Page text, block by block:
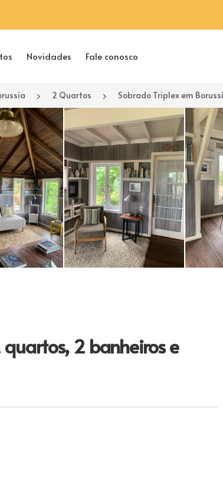
Novidades Fale conosco
2 Quartos Sobrado Triplex em
2 banheiros e